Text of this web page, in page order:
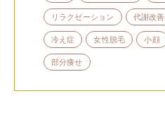
リラクゼーション 代謝改善
冷え症 女性脱毛 小顔
部分痩せ